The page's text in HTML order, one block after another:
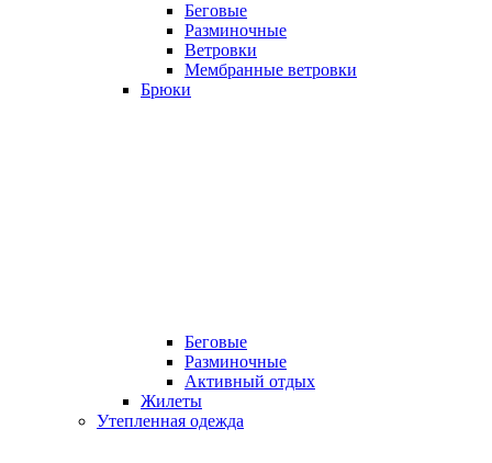
Беговые
Разминочные
Ветровки
Мембранные ветровки
Брюки
Беговые
Разминочные
Активный отдых
Жилеты
Утепленная одежда